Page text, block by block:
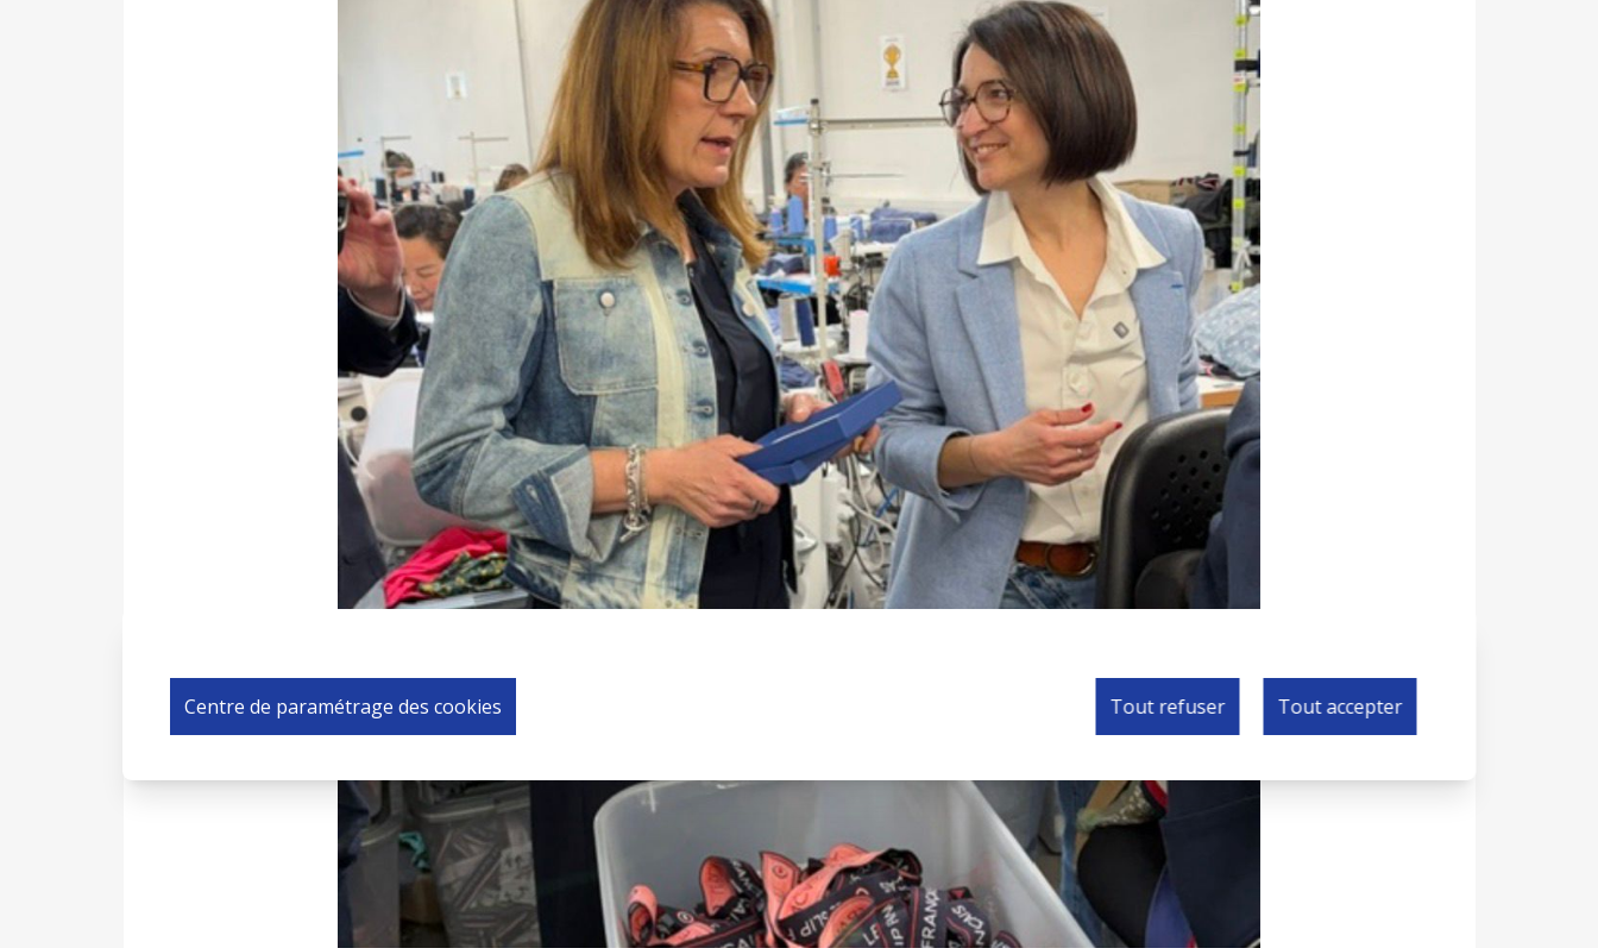
Centre de paramétrage des cookies Tout refuser Tout accepter